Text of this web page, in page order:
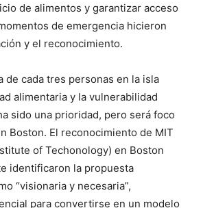
de alimentos y garantizar acceso
de emergencia hicieron
y el reconocimiento.
de cada tres personas en la isla
alimentaria y la vulnerabilidad
sido una prioridad, pero será foco
Boston. El reconocimiento de MIT
of Techonology) en Boston
identificaron la propuesta
“visionaria y necesaria”,
para convertirse en un modelo